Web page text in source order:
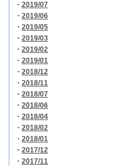
・ 2019/07
・ 2019/06
・ 2019/05
・ 2019/03
・ 2019/02
・ 2019/01
・ 2018/12
・ 2018/11
・ 2018/07
・ 2018/06
・ 2018/04
・ 2018/02
・ 2018/01
・ 2017/12
・ 2017/11